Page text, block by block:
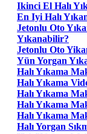
Ikinci El Halı
En Iyi Halı
Jetonlu Oto
Yıkanabilir?
Jetonlu Oto
Yün Yorgan
Halı Yıkama
Halı Yıkama
Halı Yıkama
Halı Yıkama
Halı Yıkama
Halı Yorgan